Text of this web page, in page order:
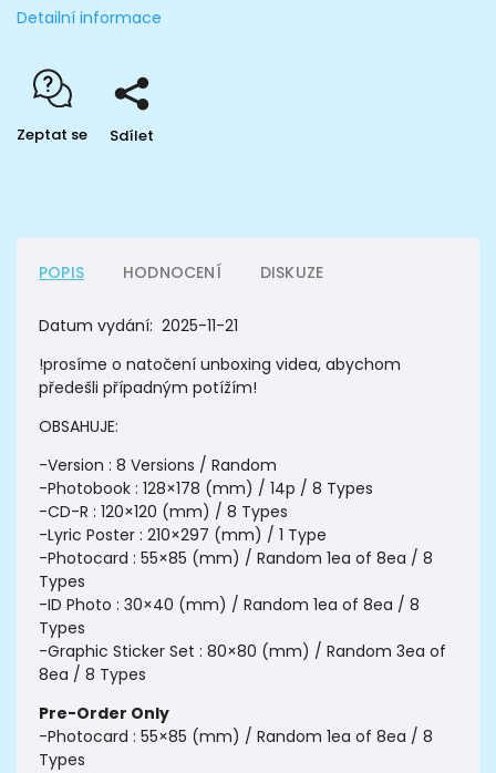
Detailní informace
Zeptat se Sdílet
POPIS HODNOCENÍ DISKUZE
Datum vydání: 2025-11-21
!prosíme o natočení unboxing videa, abychom
předešli případným potížím!
OBSAHUJE:
-Version : 8 Versions / Random
-Photobook : 128×178 (mm) / 14p / 8 Types
-CD-R : 120×120 (mm) / 8 Types
-Lyric Poster : 210×297 (mm) / 1 Type
-Photocard : 55×85 (mm) / Random 1ea of 8ea / 8
Types
-ID Photo : 30×40 (mm) / Random 1ea of 8ea / 8
Types
-Graphic Sticker Set : 80×80 (mm) / Random 3ea of
8ea / 8 Types
Pre-Order Only
-Photocard : 55×85 (mm) / Random 1ea of 8ea / 8
Types